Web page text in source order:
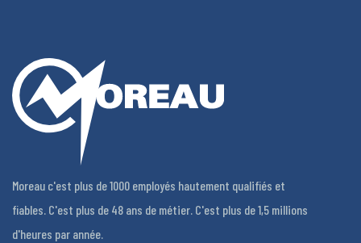
Moreau c'est plus de 1000 employés hautement qualifiés et
fiables. C'est plus de 48 ans de métier. C'est plus de 1,5 millions
d'heures par année.